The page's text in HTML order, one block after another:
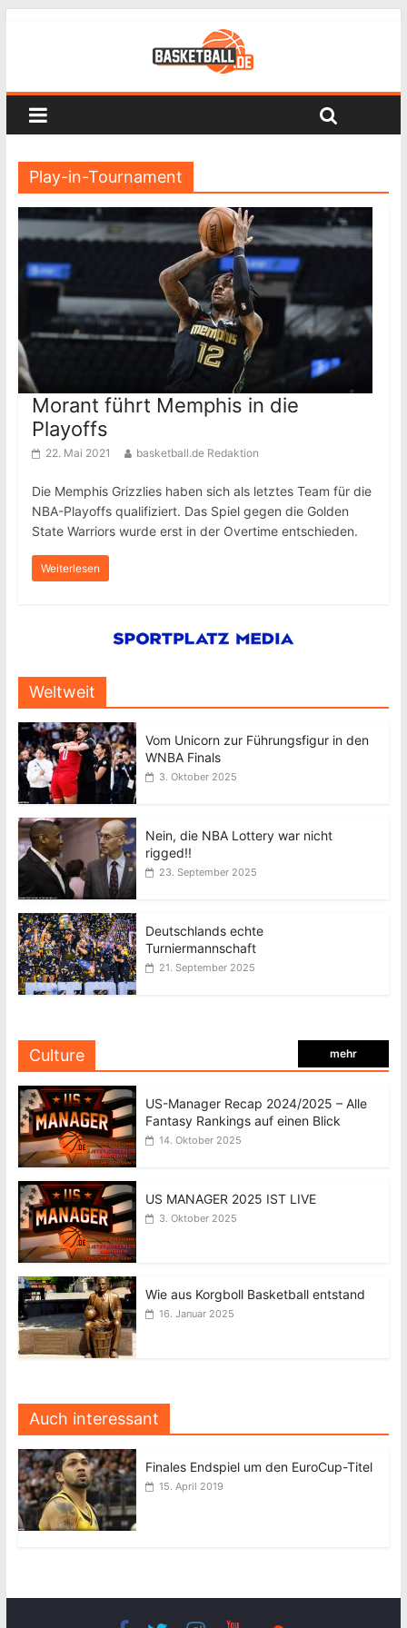
Play-in-Tournament
Morant führt Memphis in die
Playoffs
22. Mai 2021 basketball.de Redaktion
Die Memphis Grizzlies haben sich als letztes Team für die
NBA-Playoffs qualifiziert. Das Spiel gegen die Golden
State Warriors wurde erst in der Overtime entschieden.
Weiterlesen
Weltweit
Vom Unicorn zur Führungsfigur in den
WNBA Finals
3. Oktober 2025
Nein, die NBA Lottery war nicht
rigged!!
23. September 2025
Deutschlands echte
Turniermannschaft
21. September 2025
Culture mehr
US-Manager Recap 2024/2025 – Alle
Fantasy Rankings auf einen Blick
14. Oktober 2025
US MANAGER 2025 IST LIVE
3. Oktober 2025
Wie aus Korgboll Basketball entstand
16. Januar 2025
Auch interessant
Finales Endspiel um den EuroCup-Titel
15. April 2019